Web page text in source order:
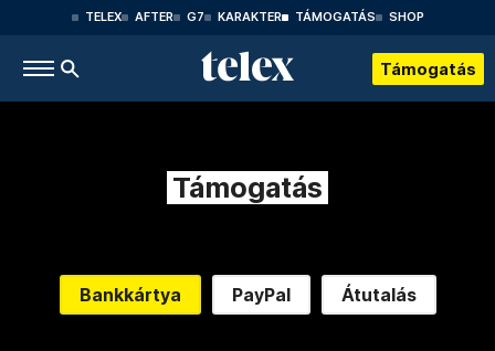
TELEX AFTER G7 KARAKTER TÁMOGATÁS SHOP
Támogatás
Támogatás
Bankkártya PayPal Átutalás